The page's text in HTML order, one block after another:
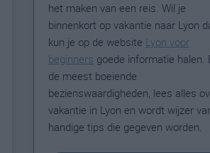
het maken van een reis. Wil je
binnenkort op vakantie naar Lyon
kun je op de website Lyon voor
beginners goede informatie halen.
de meest boeiende
bezienswaardigheden, lees alles
vakantie in Lyon en wordt wijzer
handige tips die gegeven worden.